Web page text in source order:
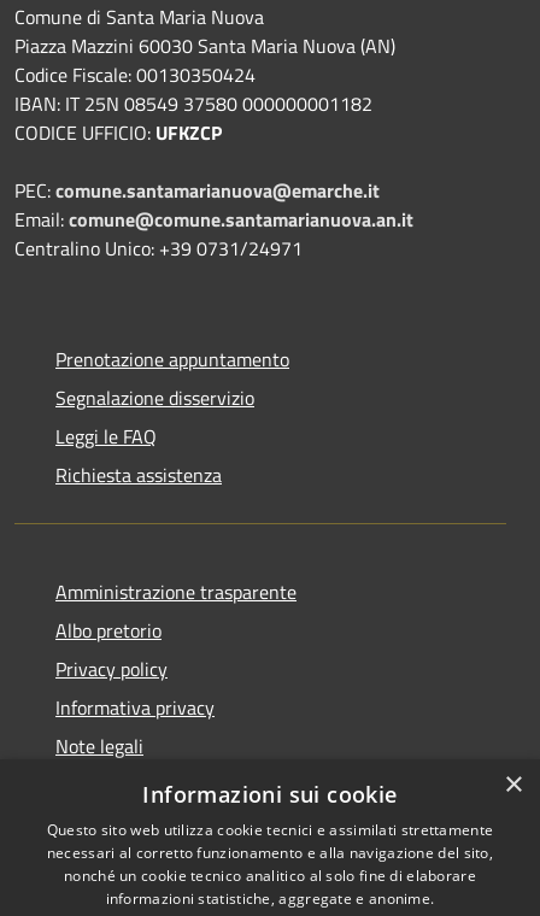
Comune di Santa Maria Nuova
Piazza Mazzini 60030 Santa Maria Nuova (AN)
Codice Fiscale: 00130350424
IBAN: IT 25N 08549 37580 000000001182
CODICE UFFICIO: UFKZCP
PEC:comune.santamarianuova@emarche.it
Email:comune@comune.santamarianuova.an.it
Centralino Unico: +39 0731/24971
Prenotazione appuntamento
Segnalazione disservizio
Leggi le FAQ
Richiesta assistenza
Amministrazione trasparente
Albo pretorio
Privacy policy
Informativa privacy
Note legali
Dichiarazione di accessibilità
Copyright © 2026 • Comune di
×
Informazioni sui cookie
Questo sito web utilizza cookie tecnici e assimilati strettamente
necessari al corretto funzionamento e alla navigazione del sito,
nonché un cookie tecnico analitico al solo fine di elaborare
informazioni statistiche, aggregate e anonime.